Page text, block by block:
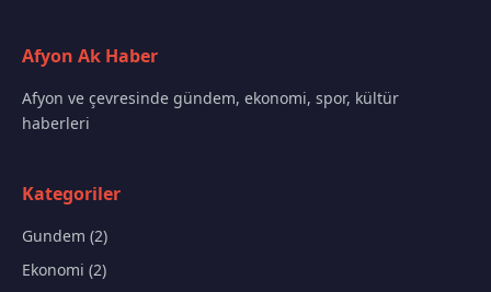
Afyon Ak Haber
Afyon ve çevresinde gündem, ekonomi, spor, kültür
haberleri
Kategoriler
Gundem (2)
Ekonomi (2)